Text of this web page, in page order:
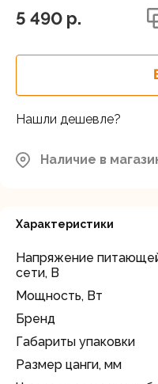
5 490 p.
Нашли дешевле?
Наличие в
Нижний Новгород, ул.
Характеристики
Напряжение
сети, В
Мощность, Вт
Бренд
Габариты упаковки
Размер цанги, мм